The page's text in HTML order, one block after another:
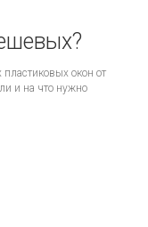
пластиковых окон от
и на что нужно